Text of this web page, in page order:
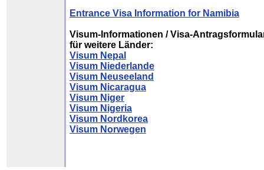
Entrance Visa Information for Namibia
Visum-Informationen / Visa-
für weitere Länder:
Visum Nepal
Visum Niederlande
Visum Neuseeland
Visum Nicaragua
Visum Niger
Visum Nigeria
Visum Nordkorea
Visum Norwegen